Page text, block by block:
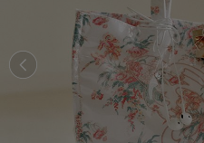
ームウェア (535)
ACYM
アシーム